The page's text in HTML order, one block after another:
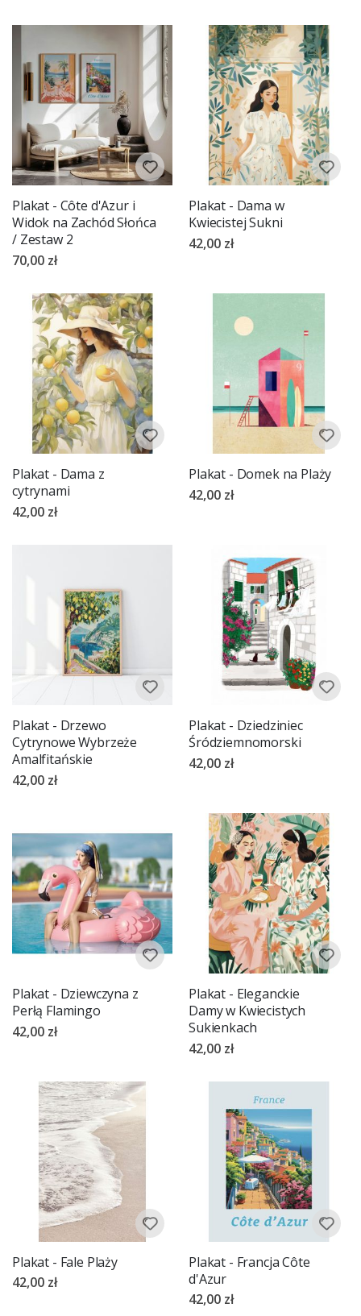
Plakat - Côte d'Azur i
Widok na Zachód Słońca
/ Zestaw 2
70,00 zł
Plakat - Dama w
Kwiecistej Sukni
42,00 zł
Plakat - Dama z
cytrynami
42,00 zł
Plakat - Domek na Plaży
42,00 zł
Plakat - Drzewo
Cytrynowe Wybrzeże
Amalfitańskie
42,00 zł
Plakat - Dziedziniec
Śródziemnomorski
42,00 zł
Plakat - Dziewczyna z
Perłą Flamingo
42,00 zł
Plakat - Eleganckie
Damy w Kwiecistych
Sukienkach
42,00 zł
Plakat - Fale Plaży
42,00 zł
Plakat - Francja Côte
d'Azur
42,00 zł